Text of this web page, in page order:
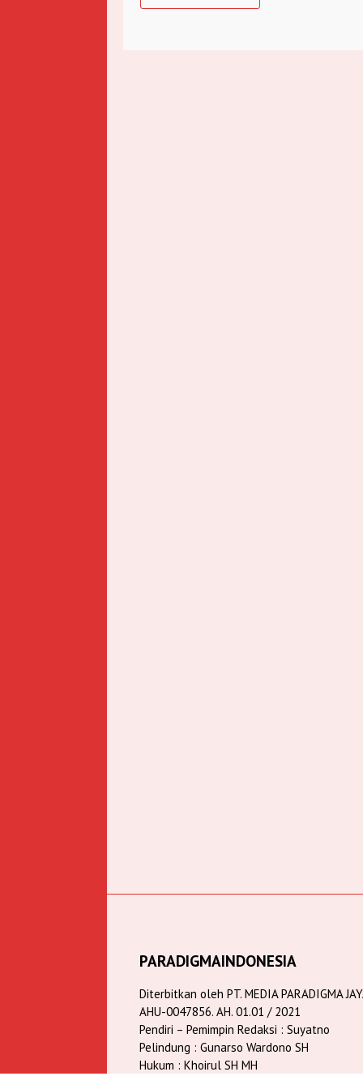
PARADIGMAINDONESIA
Diterbitkan oleh PT. MEDIA PARADIGMA
AHU-0047856. AH. 01.01 / 2021
Pendiri – Pemimpin Redaksi : Suyatno
Pelindung : Gunarso Wardono SH
Hukum : Khoirul SH MH